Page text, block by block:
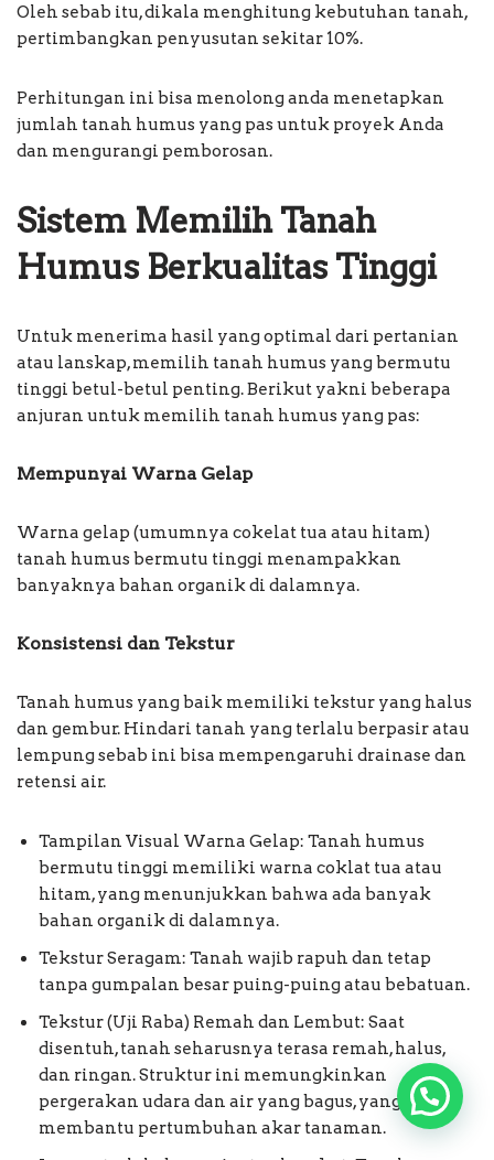
Oleh sebab itu, dikala menghitung kebutuhan tanah,
pertimbangkan penyusutan sekitar 10%.
Perhitungan ini bisa menolong anda menetapkan
jumlah tanah humus yang pas untuk proyek Anda
dan mengurangi pemborosan.
Sistem Memilih Tanah
Humus Berkualitas Tinggi
Untuk menerima hasil yang optimal dari pertanian
atau lanskap, memilih tanah humus yang bermutu
tinggi betul-betul penting. Berikut yakni beberapa
anjuran untuk memilih tanah humus yang pas:
Mempunyai Warna Gelap
Warna gelap (umumnya cokelat tua atau hitam)
tanah humus bermutu tinggi menampakkan
banyaknya bahan organik di dalamnya.
Konsistensi dan Tekstur
Tanah humus yang baik memiliki tekstur yang halus
dan gembur. Hindari tanah yang terlalu berpasir atau
lempung sebab ini bisa mempengaruhi drainase dan
retensi air.
Tampilan Visual Warna Gelap: Tanah humus
bermutu tinggi memiliki warna coklat tua atau
hitam, yang menunjukkan bahwa ada banyak
bahan organik di dalamnya.
Tekstur Seragam: Tanah wajib rapuh dan tetap
tanpa gumpalan besar puing-puing atau bebatuan.
Tekstur (Uji Raba) Remah dan Lembut: Saat
disentuh, tanah seharusnya terasa remah, halus,
dan ringan. Struktur ini memungkinkan
pergerakan udara dan air yang bagus, yang
membantu pertumbuhan akar tanaman.